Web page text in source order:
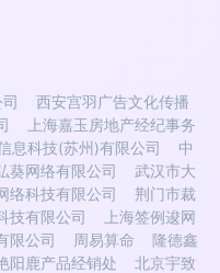
西安宫羽广告文化传播
上海嘉玉房地产经纪事务
息科技(苏州)有限公司
中
葵网络有限公司
武汉市大
络科技有限公司
荆门市裁
技有限公司
上海签例逡网
限公司 周易算命
隆德鑫
阳鹿产品经销处
北京宇致